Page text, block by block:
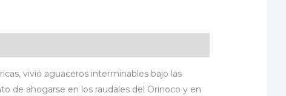
vivió aguaceros interminables bajo las
de ahogarse en los raudales del Orinoco y en